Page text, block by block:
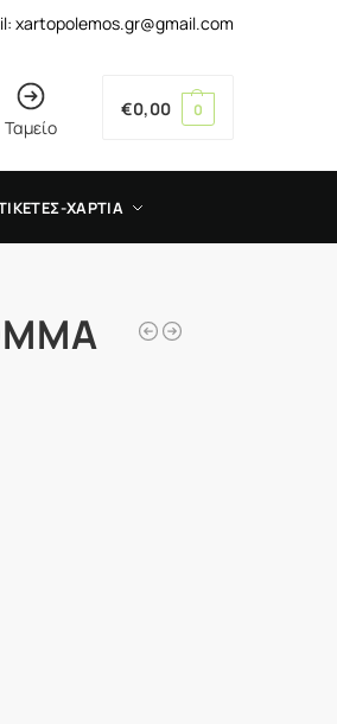
xartopolemos.gr@gmail.com
Ταμείο
€0,00 0
ΧΑΡΤΙΑ